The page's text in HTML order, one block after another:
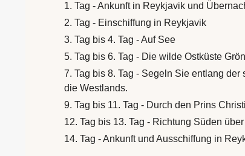
1. Tag - Ankunft in Reykjavik und
2. Tag - Einschiffung in Reykjavik
3. Tag bis 4. Tag - Auf See
5. Tag bis 6. Tag - Die wilde Ostküste
7. Tag bis 8. Tag - Segeln Sie entlang
die Westlands.
9. Tag bis 11. Tag - Durch den Prins
12. Tag bis 13. Tag - Richtung Süden
14. Tag - Ankunft und Ausschiffung in